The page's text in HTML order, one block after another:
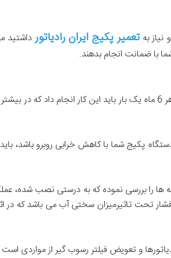
بهتعمیر پکیج ایران رادیاتورداشتید
با ضمانت انجام بدهند.
انجام خدمات دستگاه پکیج دارای تنوع بسیاری است، که هر 6 ماه
پکیج شما با کاهش خرابی روبرو باشد،
را بررسی نموده که به درستی نصب شده،
تحت تاثیرمیزان سختی آب می باشد که در
و تعویض فیلتر رسوب گیر از مواردی